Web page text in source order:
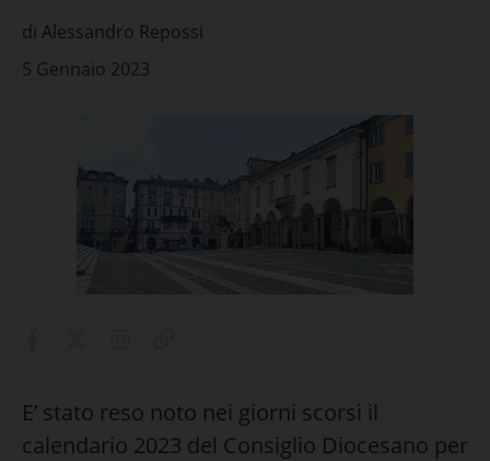
di Alessandro Repossi
5 Gennaio 2023
E’ stato reso noto nei giorni scorsi il
calendario 2023 del Consiglio Diocesano per